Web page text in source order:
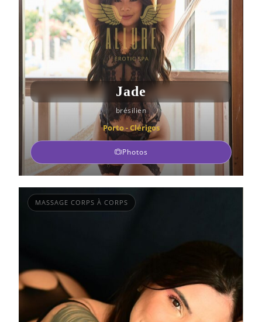
Jade
brésilien
Porto - Clérigos
Photos
MASSAGE CORPS À CORPS